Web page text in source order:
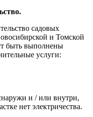
садовых
и Томской
быть выполнены
услуги:
и / или внутри,
нет электричества.